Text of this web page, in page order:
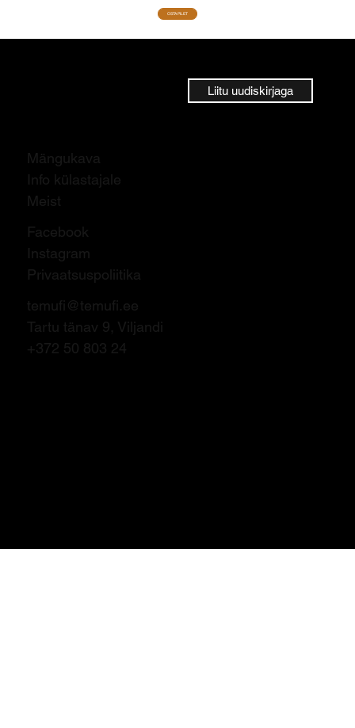
OSTA PILET
Liitu uudiskirjaga
Mängukava
Info külastajale
Meist
Facebook
Instagram
Privaatsuspoliitika
temufi@temufi.ee
Tartu tänav 9, Viljandi
+372 50 803 24